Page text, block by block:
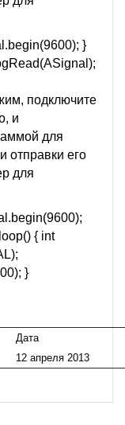
}
подключите
и
для
отправки его
для
{ int
}
Дата
12 апреля 2013